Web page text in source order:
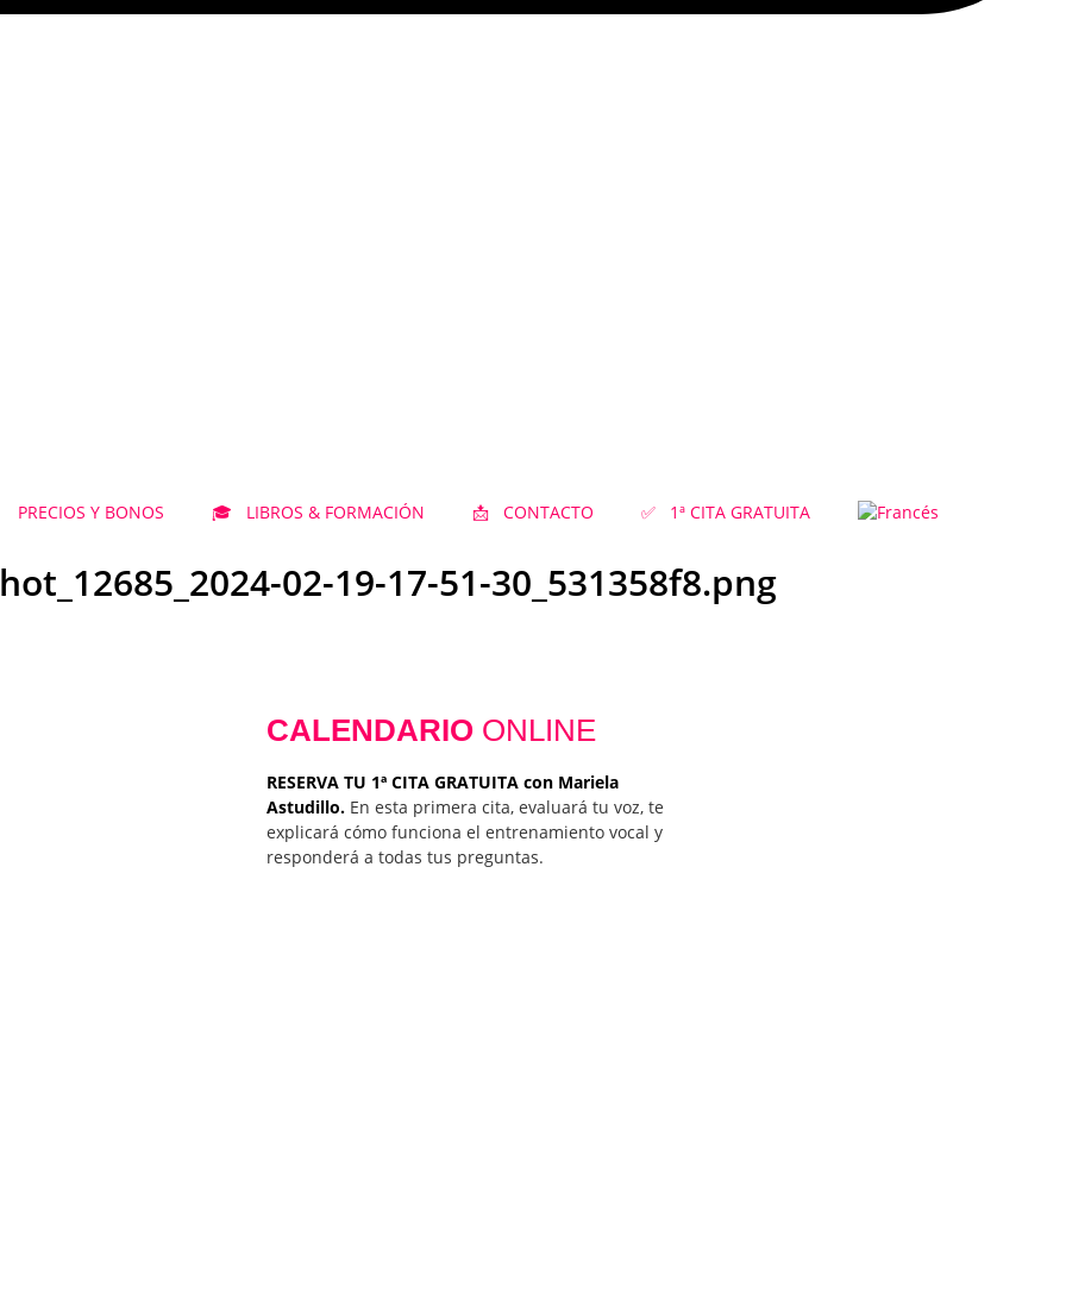
Y BONOS 🎓 LIBROS & FORMACIÓN 📩 CONTACTO ✅ 1ª CITA GRATUITA
02-19-17-51-30_531358f8.png
CALENDARIO ONLINE
RESERVA TU 1ª CITA GRATUITA con Mariela
Astudillo. En esta primera cita, evaluará tu voz, te
explicará cómo funciona el entrenamiento vocal y
responderá a todas tus preguntas.